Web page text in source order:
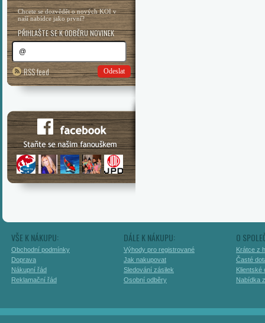
Chcete se dozvědět o nových KOI v
naší nabídce jako první?
PŘIHLAŠTE SE K ODBĚRU NOVINEK
RSS feed Odeslat
VŠE K NÁKUPU:
Obchodní podmínky
Doprava
Nákupní řád
Reklamační řád
DÁLE K NÁKUPU:
Výhody pro registrované
Jak nakupovat
Sledování zásilek
Osobní odběry
O
Krátce z
Časté
Klientské
Nabídka